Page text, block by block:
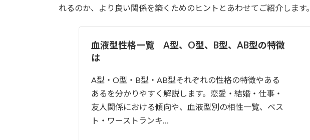
れるのか、より良い関係を築くためのヒントとあわせてご紹介します。
血液型性格一覧｜A型、O型、B型、AB型の特徴
は
A型・O型・B型・AB型それぞれの性格の特徴やある
あるを分かりやすく解説します。恋愛・結婚・仕事・
友人関係における傾向や、血液型別の相性一覧、ベス
ト・ワーストランキ…